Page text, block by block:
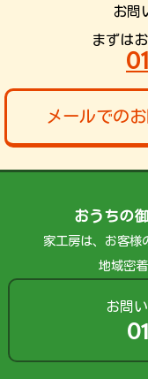
お問
まずは
メールでの
おうちの
家工房は、お客様
地域密
お問